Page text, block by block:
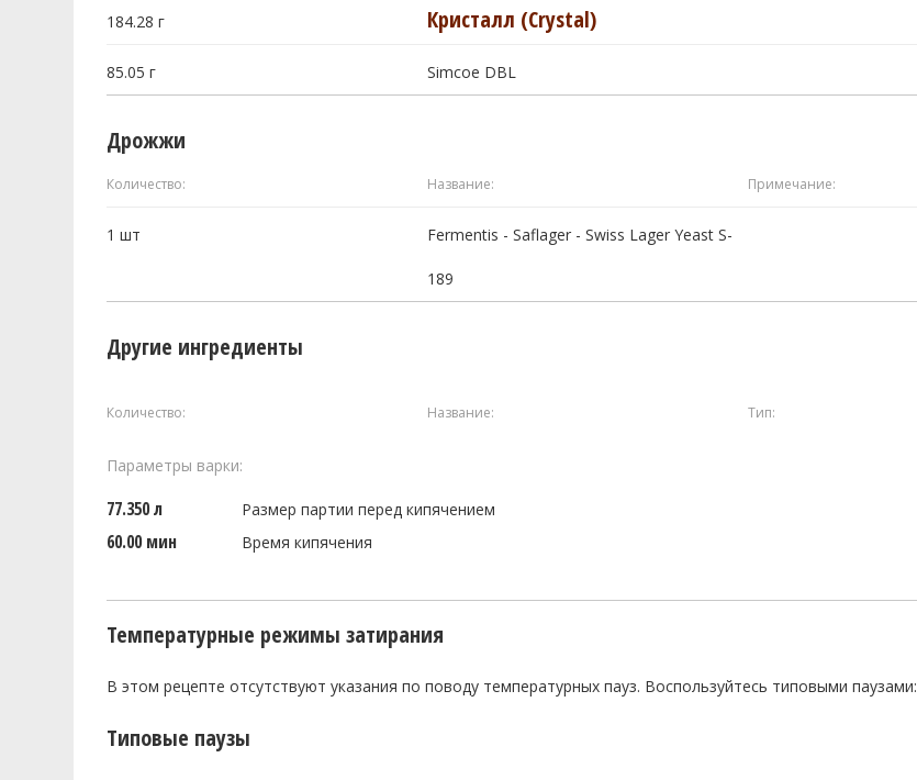
184.28г Кристалл (Crystal)
85.05г Simcoe DBL
Дрожжи
Количество: Название: Примечание:
1шт Fermentis - Saflager - Swiss Lager Yeast S-
189
Другие ингредиенты
Количество: Название: Тип:
Параметры варки:
77.350 л Размер партии перед кипячением
60.00 мин Время кипячения
Температурные режимы затирания
В этом рецепте отсутствуют указания по поводу температурных пауз. Воспользуйтесь типовыми паузами:
Типовые паузы